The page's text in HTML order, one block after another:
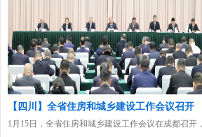
【四川】全省住房和城乡建设工作会议召开
1月15日，全省住房和城乡建设工作会议在成都召开